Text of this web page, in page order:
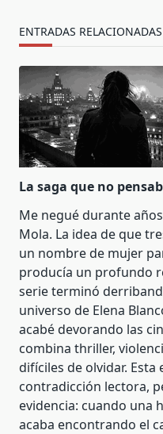
ENTRADAS RELACIONADAS
La saga que no
Me negué durante
Mola. La idea de que
un nombre de mujer
producía un profundo
serie terminó
universo de Elena
acabé devorando las
combina thriller,
difíciles de olvidar. Esta
contradicción lectora,
evidencia: cuando una
acaba encontrando el